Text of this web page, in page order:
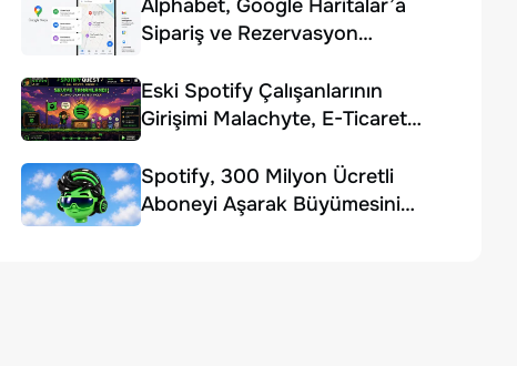
Alphabet, Google Haritalar’a
Sipariş ve Rezervasyon
Eski Spotify Çalışanlarının
Girişimi Malachyte, E-Ticaret
Dolar Yatırım Aldı
Spotify, 300 Milyon Ücretli
Aboneyi Aşarak Büyümesini